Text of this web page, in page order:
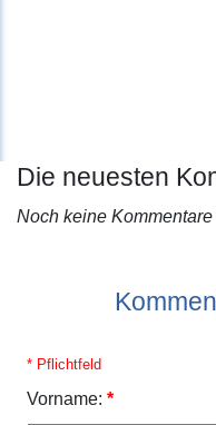
Die neuesten
Noch keine
* Pflichtfeld
Vorname: *